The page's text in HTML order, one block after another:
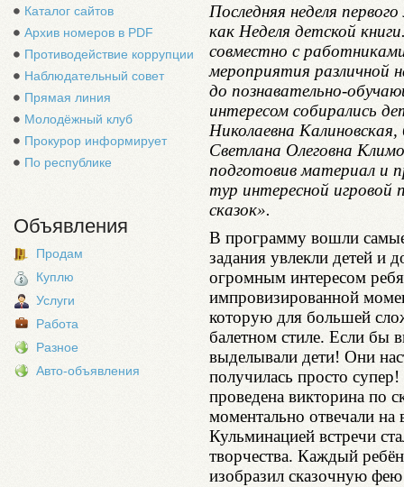
Каталог сайтов
Архив номеров в PDF
Противодействие коррупции
Наблюдательный совет
Прямая линия
Молодёжный клуб
Прокурор информирует
По республике
Объявления
Продам
Куплю
Услуги
Работа
Разное
Авто-объявления
Последняя неделя
как Неделя детской
совместно с
мероприятия различной
до познавательно-
интересом собирались
Николаевна
Светлана Олеговна
подготовив материал и
тур интересной игровой
сказок».
В программу вошли
задания увлекли детей и
огромным интересом
импровизированной
которую для большей
балетном стиле. Если бы
выделывали дети! Они
получилась просто
проведена викторина по
моментально отвечали на
Кульминацией встречи
творчества. Каждый
изобразил сказочную фею